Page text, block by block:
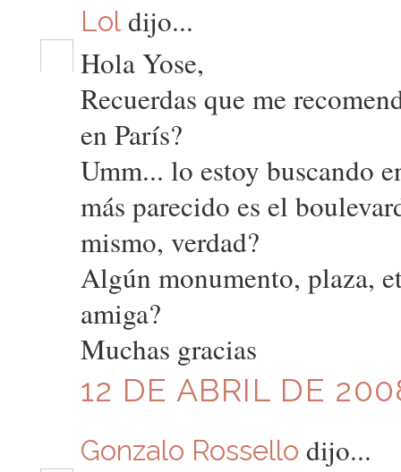
Loldijo...
Hola Yose,
Recuerdas que me
en París?
Umm... lo estoy buscando
más parecido es el
mismo, verdad?
Algún monumento, plaza,
amiga?
Muchas gracias
12 DE ABRIL DE
Gonzalo Rossello dijo...